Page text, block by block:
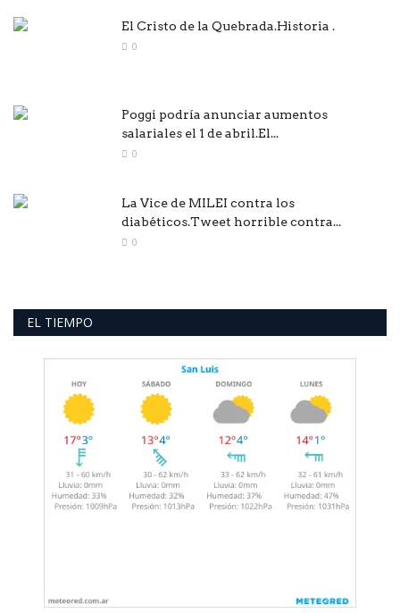
El Cristo de la Quebrada.Historia .
0
Poggi podría anunciar aumentos
salariales el 1 de abril.El...
0
La Vice de MILEI contra los
diabéticos.Tweet horrible contra...
0
EL TIEMPO